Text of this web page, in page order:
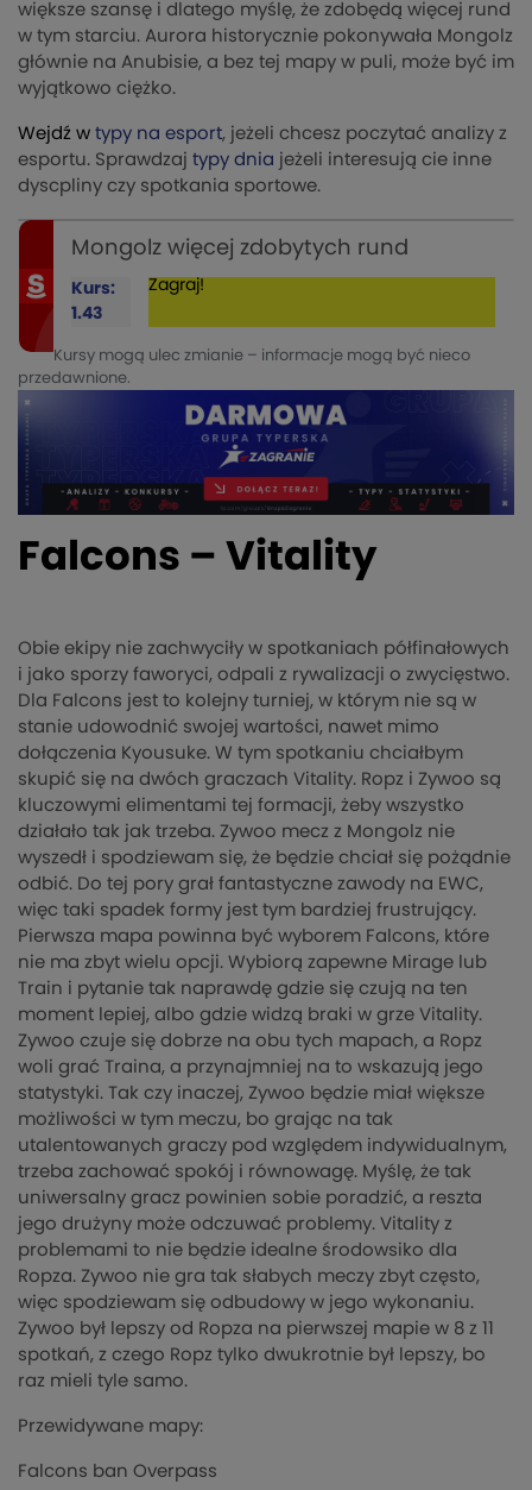
większe szansę i dlatego myślę, że zdobędą więcej rund
w tym starciu. Aurora historycznie pokonywała Mongolz
głównie na Anubisie, a bez tej mapy w puli, może być im
wyjątkowo ciężko.
Wejdź w typy na esport, jeżeli chcesz poczytać analizy z
esportu. Sprawdzaj typy dnia jeżeli interesują cie inne
dyscpliny czy spotkania sportowe.
Mongolz więcej zdobytych rund
Kurs:
1.43
Zagraj!
Kursy mogą ulec zmianie – informacje mogą być nieco
przedawnione.
Falcons – Vitality
Obie ekipy nie zachwyciły w spotkaniach półfinałowych
i jako sporzy faworyci, odpali z rywalizacji o zwycięstwo.
Dla Falcons jest to kolejny turniej, w którym nie są w
stanie udowodnić swojej wartości, nawet mimo
dołączenia Kyousuke. W tym spotkaniu chciałbym
skupić się na dwóch graczach Vitality. Ropz i Zywoo są
kluczowymi elimentami tej formacji, żeby wszystko
działało tak jak trzeba. Zywoo mecz z Mongolz nie
wyszedł i spodziewam się, że będzie chciał się pożądnie
odbić. Do tej pory grał fantastyczne zawody na EWC,
więc taki spadek formy jest tym bardziej frustrujący.
Pierwsza mapa powinna być wyborem Falcons, które
nie ma zbyt wielu opcji. Wybiorą zapewne Mirage lub
Train i pytanie tak naprawdę gdzie się czują na ten
moment lepiej, albo gdzie widzą braki w grze Vitality.
Zywoo czuje się dobrze na obu tych mapach, a Ropz
woli grać Traina, a przynajmniej na to wskazują jego
statystyki. Tak czy inaczej, Zywoo będzie miał większe
możliwości w tym meczu, bo grając na tak
utalentowanych graczy pod względem indywidualnym,
trzeba zachować spokój i równowagę. Myślę, że tak
uniwersalny gracz powinien sobie poradzić, a reszta
jego drużyny może odczuwać problemy. Vitality z
problemami to nie będzie idealne środowsiko dla
Ropza. Zywoo nie gra tak słabych meczy zbyt często,
więc spodziewam się odbudowy w jego wykonaniu.
Zywoo był lepszy od Ropza na pierwszej mapie w 8 z 11
spotkań, z czego Ropz tylko dwukrotnie był lepszy, bo
raz mieli tyle samo.
Przewidywane mapy:
Falcons ban Overpass